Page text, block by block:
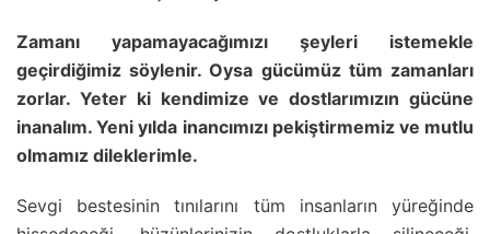
Zamanı yapamayacağımızı şeyleri istemekle
geçirdiğimiz söylenir. Oysa gücümüz tüm zamanları
zorlar. Yeter ki kendimize ve dostlarımızın gücüne
inanalım. Yeni yılda inancımızı pekiştirmemiz ve mutlu
olmamız dileklerimle.
Sevgi bestesinin tınılarını tüm insanların yüreğinde